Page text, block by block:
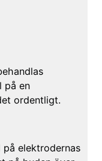
på en
ordentligt.
elektrodernas